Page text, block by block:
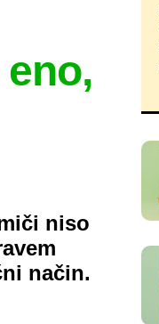
niso
način.